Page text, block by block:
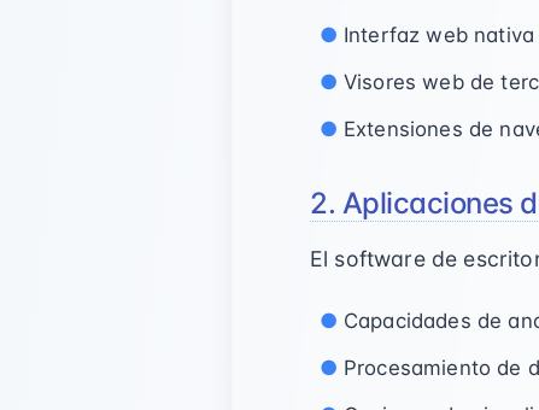
Interfaz web nativa
Visores web de
Extensiones de
2. Aplicaciones
El software de
Capacidades de
Procesamiento de